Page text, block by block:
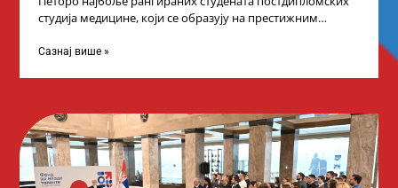
студија медицине, који се образују на престижним
стипендије од
Сазнај више »